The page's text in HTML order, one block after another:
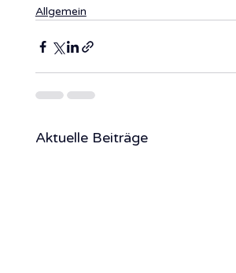
Allgemein
Aktuelle Beiträge